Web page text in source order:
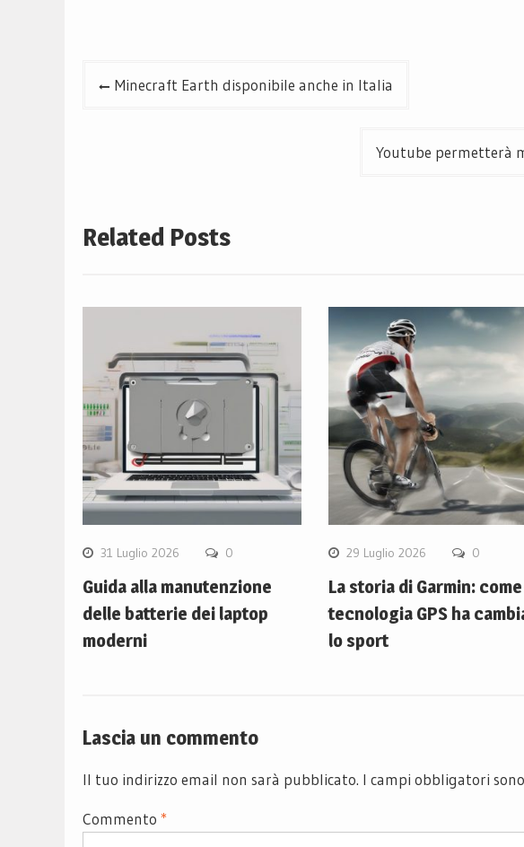
Navigazione
Minecraft Earth disponibile anche in Italia
Youtube permetterà
Related Posts
31 Luglio 2026 0
Guida alla manutenzione
delle batterie dei laptop
moderni
29 Luglio 2026 0
La storia di Garmin:
tecnologia GPS ha
lo sport
Lascia un commento
Il tuo indirizzo email non sarà pubblicato. I campi obbligatori
Commento *